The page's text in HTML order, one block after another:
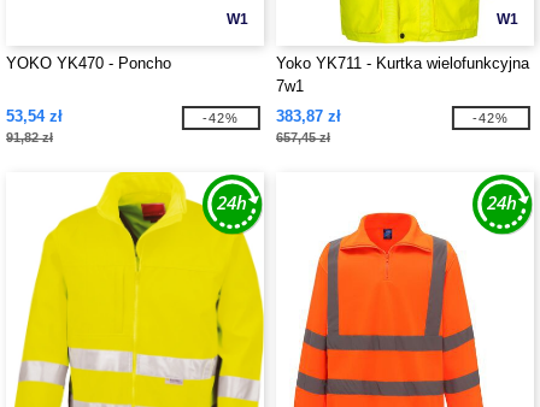
W1
YOKO YK470 - Poncho
53,54 zł
91,82 zł
-42%
W1
Yoko YK711 - Kurtka wielofunkcyjna
7w1
383,87 zł
657,45 zł
-42%